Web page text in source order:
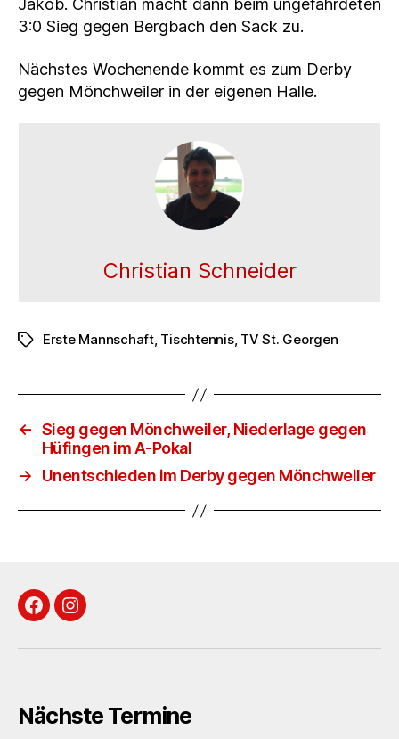
Jakob. Christian macht dann beim ungefährdeten
3:0 Sieg gegen Bergbach den Sack zu.
Nächstes Wochenende kommt es zum Derby
gegen Mönchweiler in der eigenen Halle.
Christian Schneider
Schlagwörter
Erste Mannschaft, Tischtennis, TV St. Georgen
← Sieg gegen Mönchweiler, Niederlage gegen
Hüfingen im A-Pokal
→
Unentschieden im Derby gegen Mönchweiler
FacebookInstagram
Nächste Termine